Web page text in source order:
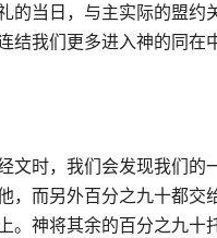
的当日，与主实际的盟
我们更多进入神的同在中
文时，我们会发现我们
，而另外百分之九十都
。神将其余的百分之九十